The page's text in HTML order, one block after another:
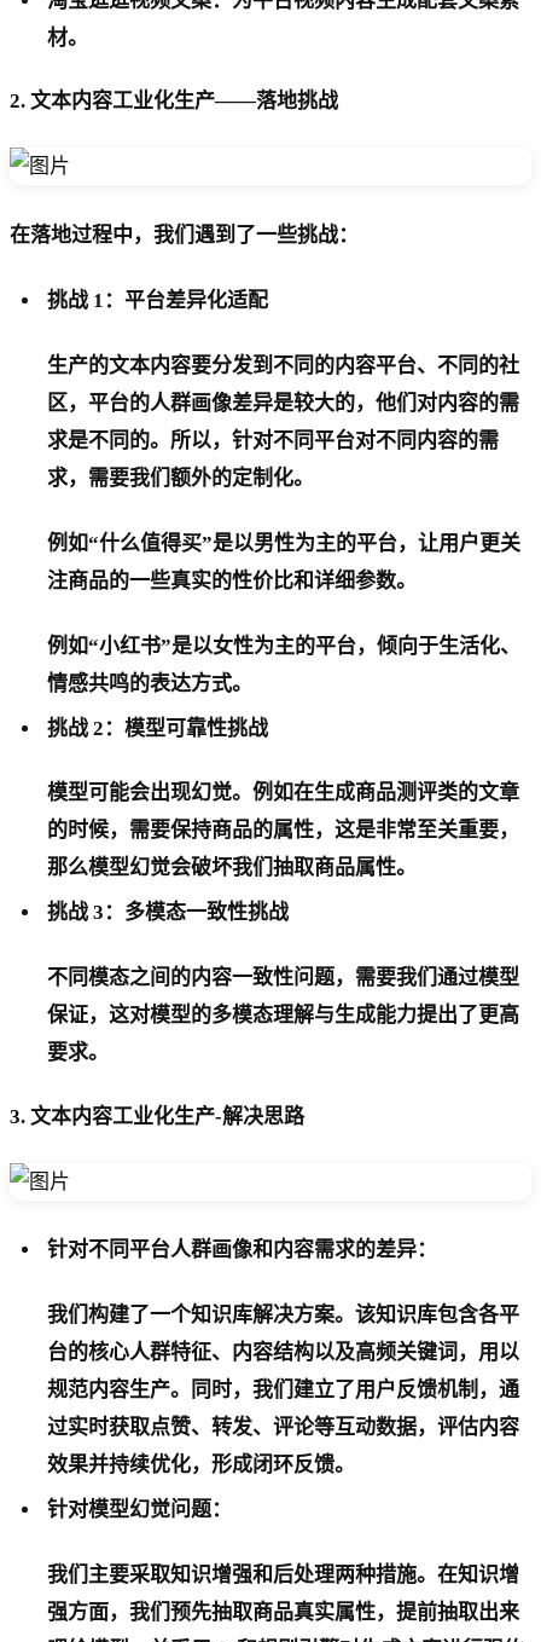
材。
2. 文本内容工业化生产——落地挑战
在落地过程中，我们遇到了一些挑战：
挑战 1：平台差异化适配
生产的文本内容要分发到不同的内容平台、不同的社
区，平台的人群画像差异是较大的，他们对内容的需
求是不同的。所以，针对不同平台对不同内容的需
求，需要我们额外的定制化。
例如“什么值得买”是以男性为主的平台，让用户更关
注商品的一些真实的性价比和详细参数。
例如“小红书”是以女性为主的平台，倾向于生活化、
情感共鸣的表达方式。
挑战 2：模型可靠性挑战
模型可能会出现幻觉。例如在生成商品测评类的文章
的时候，需要保持商品的属性，这是非常至关重要，
那么模型幻觉会破坏我们抽取商品属性。
挑战 3：多模态一致性挑战
不同模态之间的内容一致性问题，需要我们通过模型
保证，这对模型的多模态理解与生成能力提出了更高
要求。
3. 文本内容工业化生产-解决思路
针对不同平台人群画像和内容需求的差异：
我们构建了一个知识库解决方案。该知识库包含各平
台的核心人群特征、内容结构以及高频关键词，用以
规范内容生产。同时，我们建立了用户反馈机制，通
过实时获取点赞、转发、评论等互动数据，评估内容
效果并持续优化，形成闭环反馈。
针对模型幻觉问题：
我们主要采取知识增强和后处理两种措施。在知识增
强方面，我们预先抽取商品真实属性，提前抽取出来